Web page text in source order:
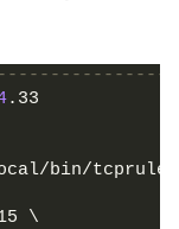
.33
bin/
\